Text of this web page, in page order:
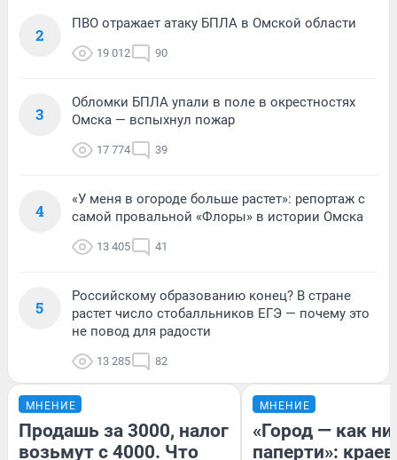
2
ПВО отражает атаку БПЛА в Омской области
19 012 90
3
Обломки БПЛА упали в поле в окрестностях
Омска — вспыхнул пожар
17 774 39
4
«У меня в огороде больше растет»: репортаж с
самой провальной «Флоры» в истории Омска
13 405 41
5
Российскому образованию конец? В стране
растет число стобалльников ЕГЭ — почему это
не повод для радости
13 285 82
МНЕНИЕ
Продашь за 3000, налог
возьмут с 4000. Что
МНЕНИЕ
«Город — как
паперти»: